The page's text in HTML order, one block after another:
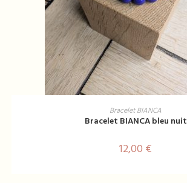
AJOUTER AU PANIER
Bracelet BIANCA
Bracelet BIANCA bleu nuit
12,00 €